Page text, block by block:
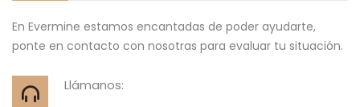
En Evermine estamos encantadas de poder ayudarte,
ponte en contacto con nosotras para evaluar tu situación.
Llámanos: